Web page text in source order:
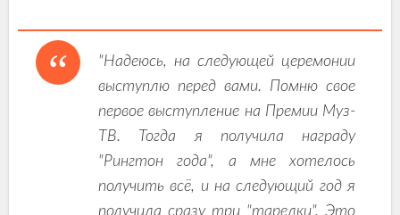
"Надеюсь, на следующей церемонии
выступлю перед вами. Помню свое
первое выступление на Премии Муз-
ТВ. Тогда я получила награду
"Рингтон года", а мне хотелось
получить всё, и на следующий год я
получила сразу три "тарелки". Это